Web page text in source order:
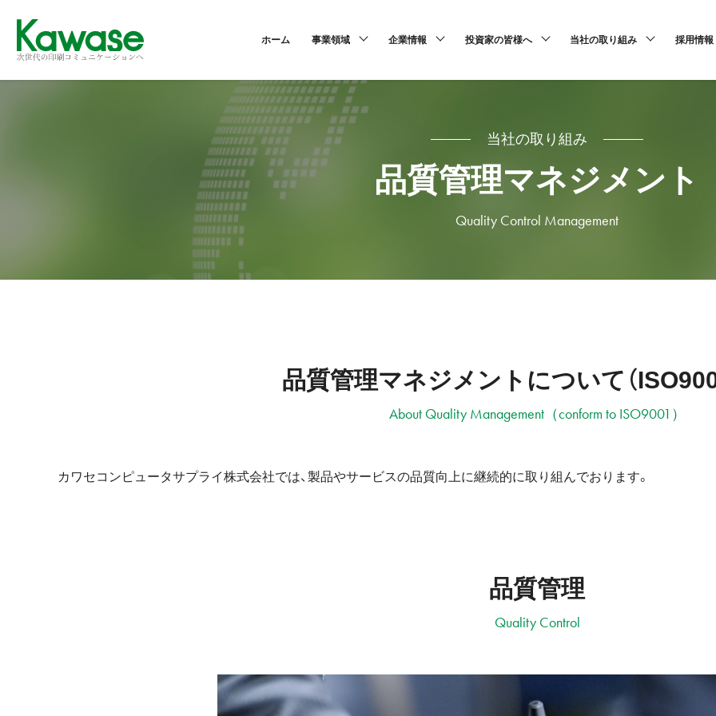
ホーム 事業領域 企業情報 投資家の皆様へ 当社の取り組み 採用情報
品質管理マネジメント
Quality Control Management
当社の取り組み
品質管理マネジメントについて（
About Quality Management（conform to ISO9001）
カワセコンピュータサプライ株式会社では、製品やサービスの品質向上に継続的に取り組んでおります。
品質管理
Quality Control